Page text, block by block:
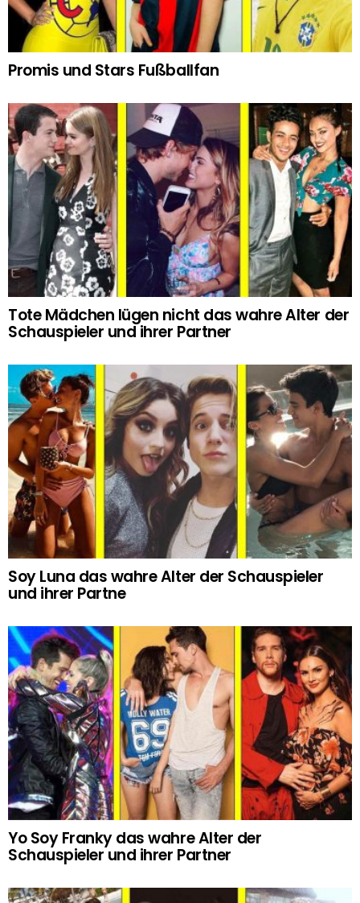
Promis und Stars Fußballfan
Tote Mädchen lügen nicht das wahre Alter der
Schauspieler und ihrer Partner
Soy Luna das wahre Alter der Schauspieler
und ihrer Partne
Yo Soy Franky das wahre Alter der
Schauspieler und ihrer Partner